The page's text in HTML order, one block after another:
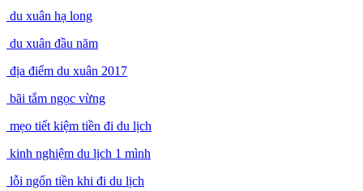
du xuân hạ long
du xuân đầu năm
địa điểm du xuân 2017
bãi tắm ngọc vừng
mẹo tiết kiệm tiền đi du lịch
kinh nghiệm du lịch 1 mình
lỗi ngốn tiền khi đi du lịch